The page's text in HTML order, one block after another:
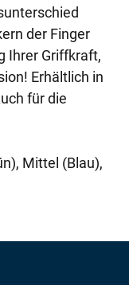
der Finger
Ihrer Griffkraft,
Erhältlich in
für die
Mittel (Blau),